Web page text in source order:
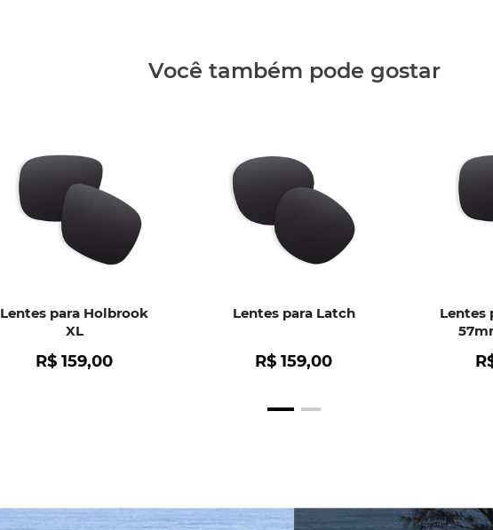
Você também pode gostar
Lentes para Holbrook
XL
R$ 159,00
Lentes para Latch
R$ 159,00
Lentes